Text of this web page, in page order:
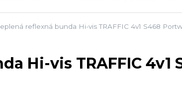
reflexná bunda Hi-vis TRAFFIC 4v1 S468
Hi-vis TRAFFIC 4v1